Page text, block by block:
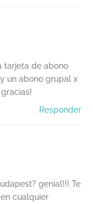
tarjeta de abono
un abono grupal x
Responder
genial!!! Te
cualquier